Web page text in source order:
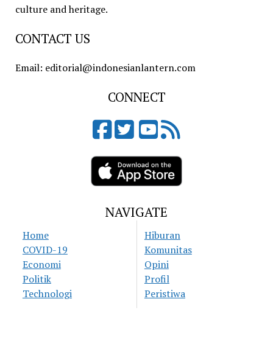
culture and heritage.
CONTACT US
Email: editorial@indonesianlantern.com
CONNECT
NAVIGATE
Home
COVID-19
Economi
Politik
Technologi
Hiburan
Komunitas
Opini
Profil
Peristiwa